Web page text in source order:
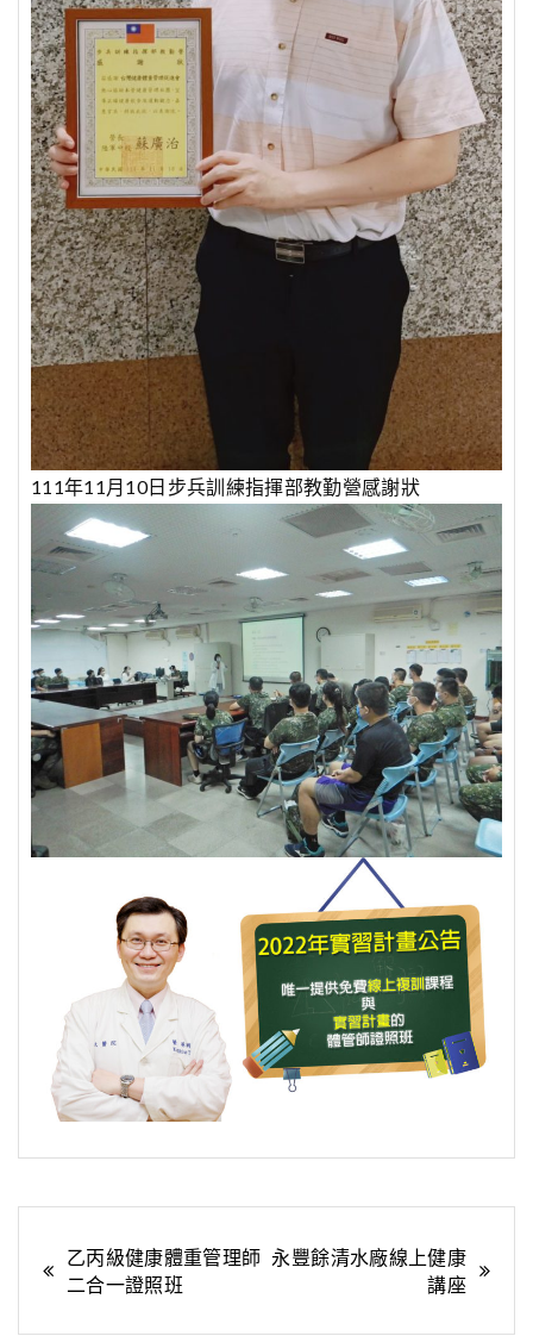
111年11月10日步兵訓練指揮部教勤營感謝狀
文乙丙級健康體重管理師
二合一證照班
永豐餘清水廠線上健康
講座